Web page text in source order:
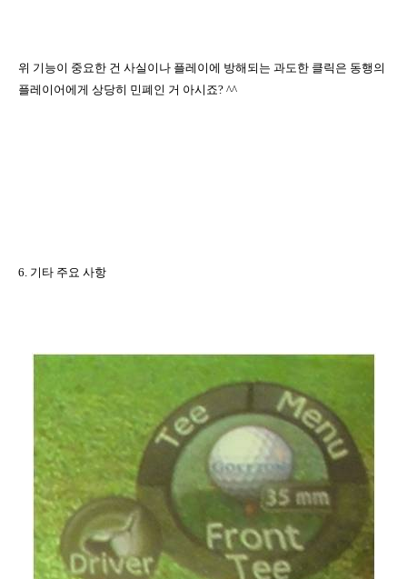
위 기능이 중요한 건 사실이나 플레이에 방해되는 과도한 클릭은 동행의
플레이어에게 상당히 민폐인 거 아시죠? ^^
6. 기타 주요 사항